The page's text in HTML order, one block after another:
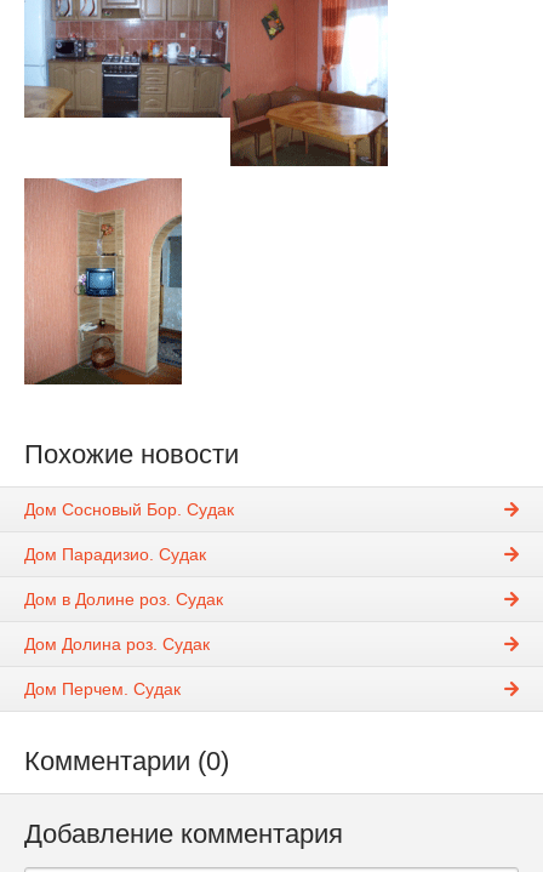
Похожие новости
Дом Сосновый Бор. Судак
Дом Парадизио. Судак
Дом в Долине роз. Судак
Дом Долина роз. Судак
Дом Перчем. Судак
Комментарии (0)
Добавление комментария